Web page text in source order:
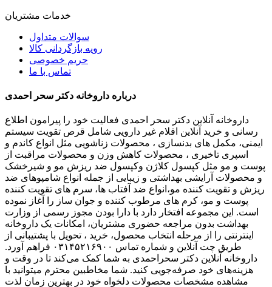
خدمات مشتریان
سوالات متداول
رویه بازگردانی کالا
حریم خصوصی
تماس با ما
درباره داروخانه دکتر سحر احمدی
داروخانه آنلاین دکتر سحر احمدی فعالیت خود را پیرامون اطلاع
رسانی و خرید آنلاین اقلام غیر دارویی شامل قرص تقویت سیستم
ایمنی، مکمل های بدنسازی ، محصولات زناشویی مثل انواع کاندم و
اسپری تاخیری ، محصولات کاهش وزن و محصولات مراقبت از
پوست و مو مثل کپسول کلاژن وکپسول ضد ریزش مو و شیرخشک
و محصولات آرایشی بهداشتی و زیبایی از جمله انواع شامپوهای ضد
ریزش و تقویت کننده مو،انواع ضد آفتاب ها، سرم های تقویت کننده
پوست و مو، کرم های مرطوب کننده و جوان ساز را آغاز نموده
است. این مجموعه افتخار دارد با دارا بودن مجوز رسمی از وزارت
بهداشت بدون مراجعه حضوری مشتریان، امکانات یک داروخانه
اینترنتی را از مرحله انتخاب محصول، خرید ، تحویل با پشتیبانی از
طریق چت آنلاین و شماره تماس ۰۳۱۴۵۲۱۶۹۰۰ فراهم آورد.
داروخانه آنلاین دکتر سحراحمدی به شما کمک می‌کند تا در وقت و
هزینه‌های خود صرفه‌جویی کنید. شما مخاطبین محترم میتوانید با
مشاهده مشخصات محصولات دلخواه خود در بهترین زمان لذت